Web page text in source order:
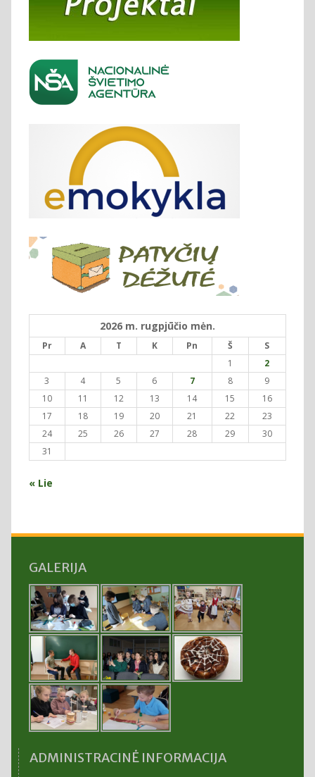
2026 m. rugpjūčio mėn.
Pr A T K Pn Š
S
1
2
3
4 5 6 7 8
9
10
11 12 13 14 15
16
17
18 19 20 21 22
23
24
25 26 27 28 29
30
31
« Lie
GALERIJA
ADMINISTRACINĖ INFORMACIJA